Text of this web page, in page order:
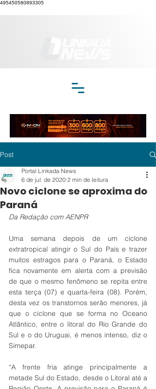
495450580893305
Post
Novo ciclone se aproxima do
Paraná
Portal Linkada News
6 de jul. de 2020 2 min de leitura
Da Redação com AENPR
Uma semana depois de um ciclone
extratropical atingir o Sul do País e trazer
muitos estragos para o Paraná, o Estado
fica novamente em alerta com a previsão
de que o mesmo fenômeno se repita entre
esta terça (07) e quarta-feira (08). Porém,
desta vez os transtornos serão menores, já
que o ciclone que se forma no Oceano
Atlântico, entre o litoral do Rio Grande do
Sul e o do Uruguai, é menos intenso, diz o
Simepar.
“A frente fria atinge principalmente a
metade Sul do Estado, desde o Litoral até a